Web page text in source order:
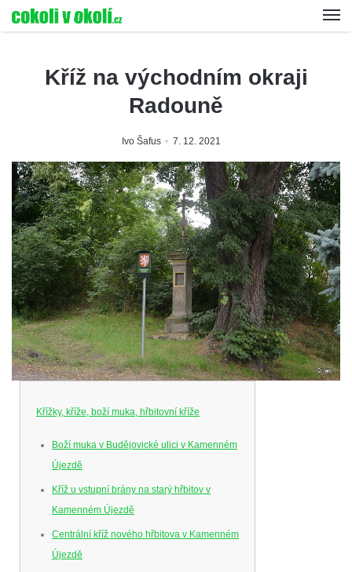
Kříž na východním okraji
Radouně
Ivo Šafus 7. 12. 2021
Křížky, kříže, boží muka, hřbitovní kříže
Boží muka v Budějovické ulici v Kamenném
Újezdě
Kříž u vstupní brány na starý hřbitov v
Kamenném Újezdě
Centrální kříž nového hřbitova v Kamenném
Újezdě